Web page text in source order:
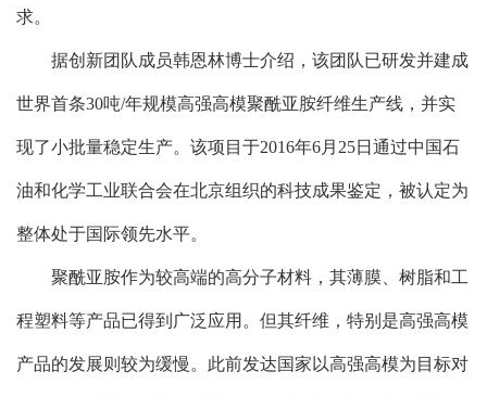
求。
据创新团队成员韩恩林博士介绍，该团队已研发并建成
世界首条30吨/年规模高强高模聚酰亚胺纤维生产线，并实
现了小批量稳定生产。该项目于2016年6月25日通过中国石
油和化学工业联合会在北京组织的科技成果鉴定，被认定为
整体处于国际领先水平。
聚酰亚胺作为较高端的高分子材料，其薄膜、树脂和工
程塑料等产品已得到广泛应用。但其纤维，特别是高强高模
产品的发展则较为缓慢。此前发达国家以高强高模为目标对